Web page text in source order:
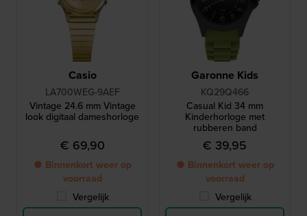
Casio
LA700WEG-9AEF
Vintage 24.6 mm Vintage
look digitaal dameshorloge
€ 69,90
● Binnenkort weer op
voorraad
Vergelijk
Garonne Kids
KQ29Q466
Casual Kid 34 mm
Kinderhorloge met
rubberen band
€ 39,95
● Binnenkort weer op
voorraad
Vergelijk